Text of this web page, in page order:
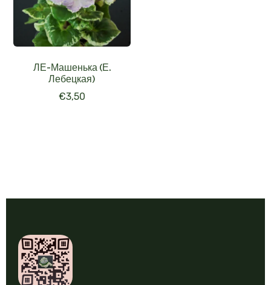
ЛЕ-Машенька (Е.
Лебецкая)
€3,50